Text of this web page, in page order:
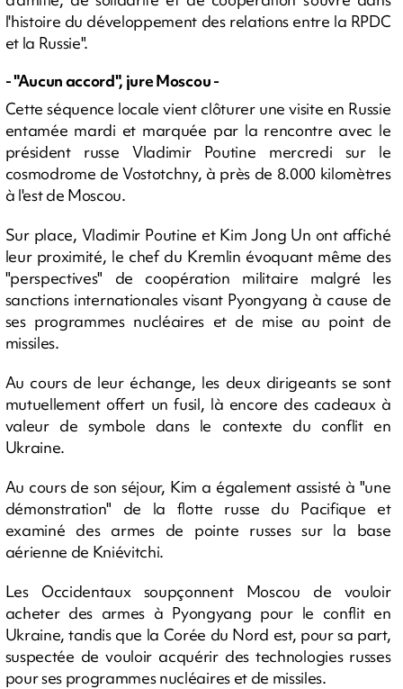
l'histoire du développement des relations entre la RPDC
et la Russie".
- "Aucun accord", jure Moscou -
Cette séquence locale vient clôturer une visite en Russie
entamée mardi et marquée par la rencontre avec le
président russe Vladimir Poutine mercredi sur le
cosmodrome de Vostotchny, à près de 8.000 kilomètres
à l'est de Moscou.
Sur place, Vladimir Poutine et Kim Jong Un ont affiché
leur proximité, le chef du Kremlin évoquant même des
"perspectives" de coopération militaire malgré les
sanctions internationales visant Pyongyang à cause de
ses programmes nucléaires et de mise au point de
missiles.
Au cours de leur échange, les deux dirigeants se sont
mutuellement offert un fusil, là encore des cadeaux à
valeur de symbole dans le contexte du conflit en
Ukraine.
Au cours de son séjour, Kim a également assisté à "une
démonstration" de la flotte russe du Pacifique et
examiné des armes de pointe russes sur la base
aérienne de Kniévitchi.
Les Occidentaux soupçonnent Moscou de vouloir
acheter des armes à Pyongyang pour le conflit en
Ukraine, tandis que la Corée du Nord est, pour sa part,
suspectée de vouloir acquérir des technologies russes
pour ses programmes nucléaires et de missiles.